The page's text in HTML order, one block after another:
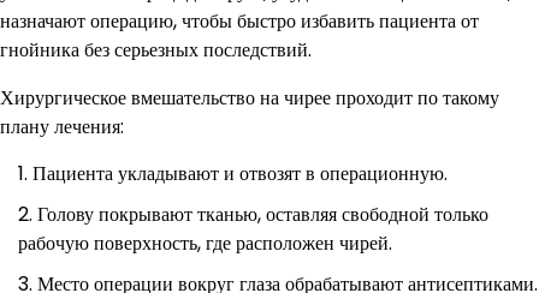
назначают операцию, чтобы быстро избавить пациента от
гнойника без серьезных последствий.
Хирургическое вмешательство на чирее проходит по такому
плану лечения:
Пациента укладывают и отвозят в операционную.
Голову покрывают тканью, оставляя свободной только
рабочую поверхность, где расположен чирей.
Место операции вокруг глаза обрабатывают антисептиками.